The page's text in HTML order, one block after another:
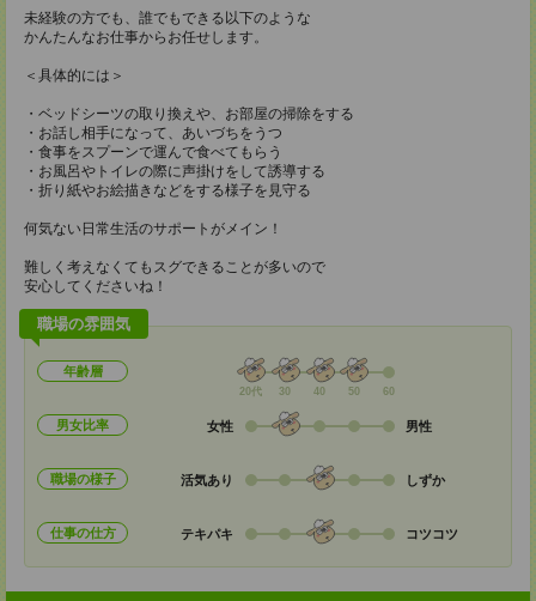
未経験の方でも、誰でもできる以下のような
かんたんなお仕事からお任せします。
＜具体的には＞
・ベッドシーツの取り換えや、お部屋の掃除をする
・お話し相手になって、あいづちをうつ
・食事をスプーンで運んで食べてもらう
・お風呂やトイレの際に声掛けをして誘導する
・折り紙やお絵描きなどをする様子を見守る
何気ない日常生活のサポートがメイン！
難しく考えなくてもスグできることが多いので
安心してくださいね！
職場の雰囲気
年齢層
20代 30 40 50 60
男女比率 女性 男性
職場の様子 活気あり しずか
仕事の仕方 テキパキ コツコツ